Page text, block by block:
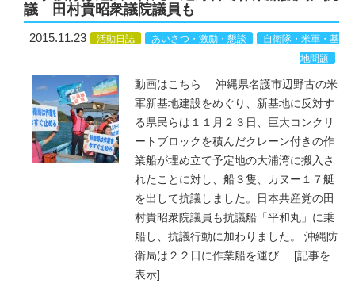
議 田村貴昭衆議院議員も
2015.11.23 活動日誌 あいさつ・激励・懇談
自衛隊・米軍・基
地問題
動画はこちら 沖縄県名護市辺野古の米
軍新基地建設をめぐり、新基地に反対す
る県民らは１１月２３日、巨大コンクリ
ートブロックを積んだクレーン付きの作
業船が埋め立て予定地の大浦湾に搬入さ
れたことに対し、船３隻、カヌー１７艇
を出して抗議しました。日本共産党の田
村貴昭衆院議員も抗議船「平和丸」に乗
船し、抗議行動に加わりました。 沖縄防
衛局は２２日に作業船を運び … [記事を
表示]